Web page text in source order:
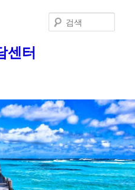
센터
색